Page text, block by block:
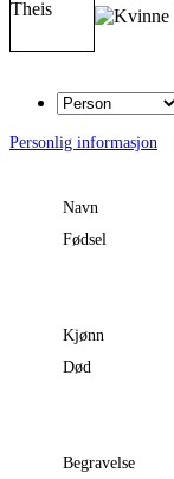
Personlig informasjon
Navn
Fødsel
Kjønn
Død
Begravelse